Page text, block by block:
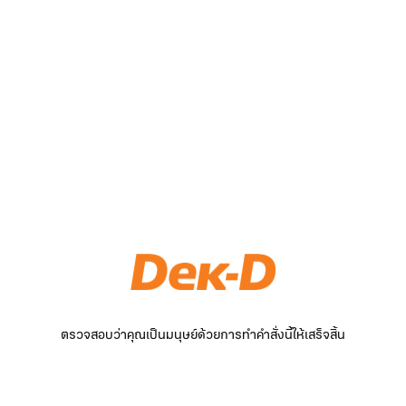
ตรวจสอบว่าคุณเป็นมนุษย์ด้วยการทำคำสั่งนี้ให้เสร็จสิ้น